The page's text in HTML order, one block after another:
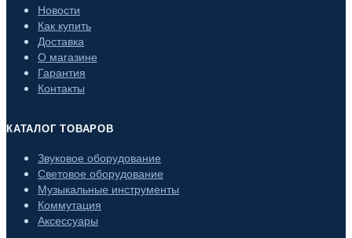
Новости
Как купить
Доставка
О магазине
Гарантия
Контакты
КАТАЛОГ ТОВАРОВ
Звуковое оборудование
Световое оборудование
Музыкальные инструменты
Коммутация
Аксессуары